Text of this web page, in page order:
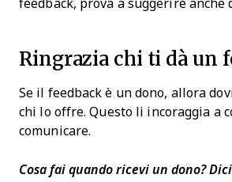
feedback, prova a suggerire anche
Ringrazia chi ti dà un
Se il feedback è un dono, allora
chi lo offre. Questo li incoraggia a
comunicare.
Cosa fai quando ricevi un dono?